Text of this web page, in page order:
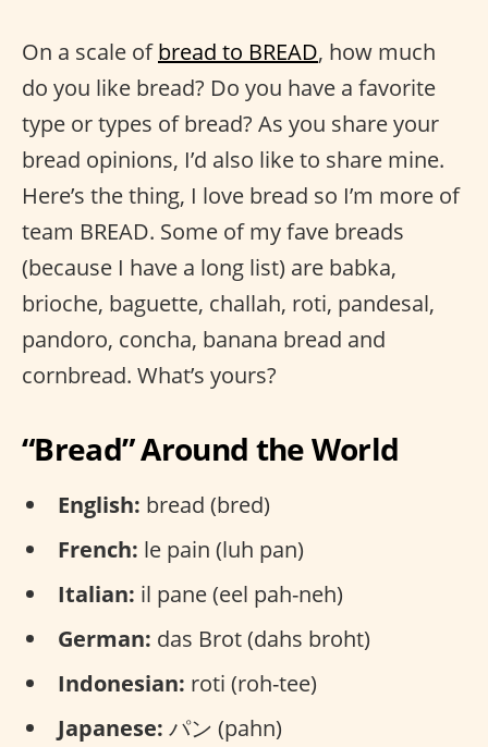
On a scale ofbread to BREAD, how much
do you like bread? Do you have a favorite
type or types of bread? As you share your
bread opinions, I’d also like to share mine.
Here’s the thing, I love bread so I’m more of
team BREAD. Some of my fave breads
(because I have a long list) are babka,
brioche, baguette, challah, roti, pandesal,
pandoro, concha, banana bread and
cornbread. What’s yours?
“Bread” Around the World
English: bread (bred)
French: le pain (luh pan)
Italian: il pane (eel pah-neh)
German: das Brot (dahs broht)
Indonesian: roti (roh-tee)
Japanese: パン (pahn)